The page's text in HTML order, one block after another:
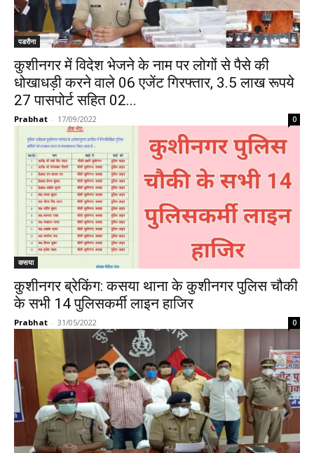
पडरौना
कुशीनगर में विदेश भेजने के नाम पर लोगों से पैसे की
धोखाधड़ी करने वाले 06 एजेंट गिरफ्तार, 3.5 लाख रूपये
27 पासपोर्ट सहित 02...
Prabhat - 17/09/2022 0
कसया
कुशीनगर ब्रेकिंग: कसया थाना के कुशीनगर पुलिस चौकी
के सभी 14 पुलिसकर्मी लाइन हाजिर
Prabhat - 31/05/2022 0